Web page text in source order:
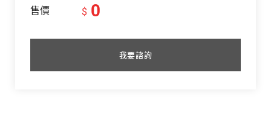
售價 $ 0
我要諮詢